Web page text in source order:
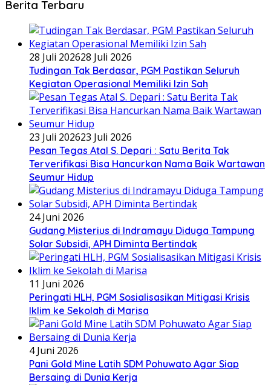
Berita Terbaru
28 Juli 202628 Juli 2026
Tudingan Tak Berdasar, PGM Pastikan Seluruh
Kegiatan Operasional Memiliki Izin Sah
23 Juli 202623 Juli 2026
Pesan Tegas Atal S. Depari : Satu Berita Tak
Terverifikasi Bisa Hancurkan Nama Baik Wartawan
Seumur Hidup
24 Juni 2026
Gudang Misterius di Indramayu Diduga Tampung
Solar Subsidi, APH Diminta Bertindak
11 Juni 2026
Peringati HLH, PGM Sosialisasikan Mitigasi Krisis
Iklim ke Sekolah di Marisa
4 Juni 2026
Pani Gold Mine Latih SDM Pohuwato Agar Siap
Bersaing di Dunia Kerja